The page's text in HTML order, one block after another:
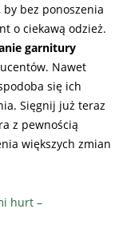
bez ponoszenia
o ciekawą odzież.
garnitury
Nawet
się ich
Sięgnij już teraz
z pewnością
większych zmian
hurt –